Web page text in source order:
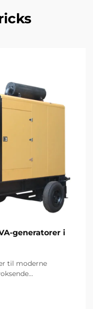
generatorer i
til moderne